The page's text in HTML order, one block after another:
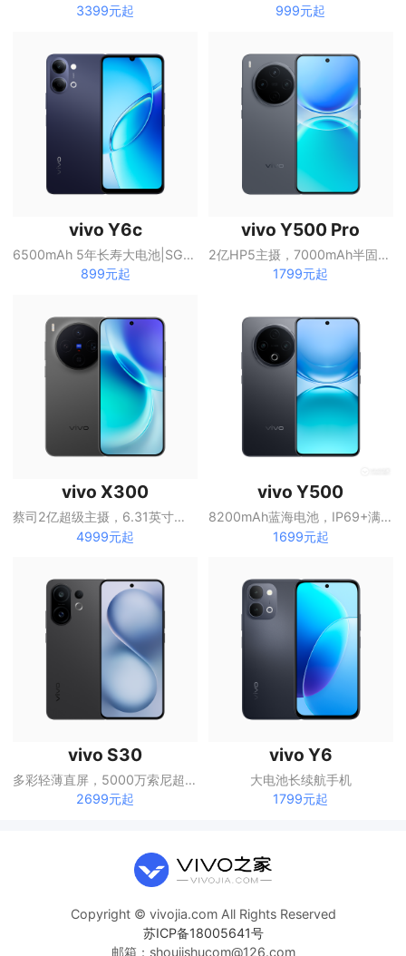
3399元起
999元起
vivo Y6c
6500mAh 5年长寿大电池|SGS五星抗跌耐摔认证|全局无频闪护眼屏
899元起
vivo Y500 Pro
2亿HP5主摄，7000mAh半固态蓝海电池
1799元起
vivo X300
蔡司2亿超级主摄，6.31英寸直屏
4999元起
vivo Y500
8200mAh蓝海电池，IP69+满级防水
1699元起
vivo S30
多彩轻薄直屏，5000万索尼超级潜望长焦
2699元起
vivo Y6
大电池长续航手机
1799元起
Copyright © vivojia.com All Rights Reserved
苏ICP备18005641号
邮箱：shoujishucom@126.com